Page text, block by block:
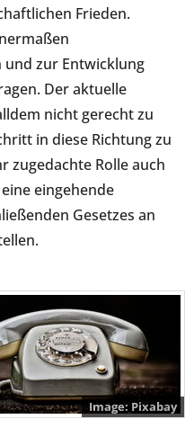
Frieden.
zur Entwicklung
Der aktuelle
nicht gerecht zu
in diese Richtung zu
zugedachte Rolle auch
eingehende
Gesetzes an
Pixabay